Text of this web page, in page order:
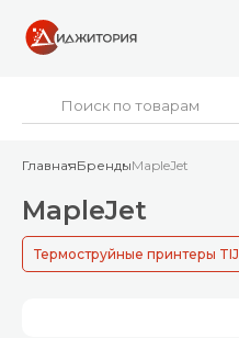
ГлавнаяБрендыMapleJet
MapleJet
Термоструйные принтеры TIJ